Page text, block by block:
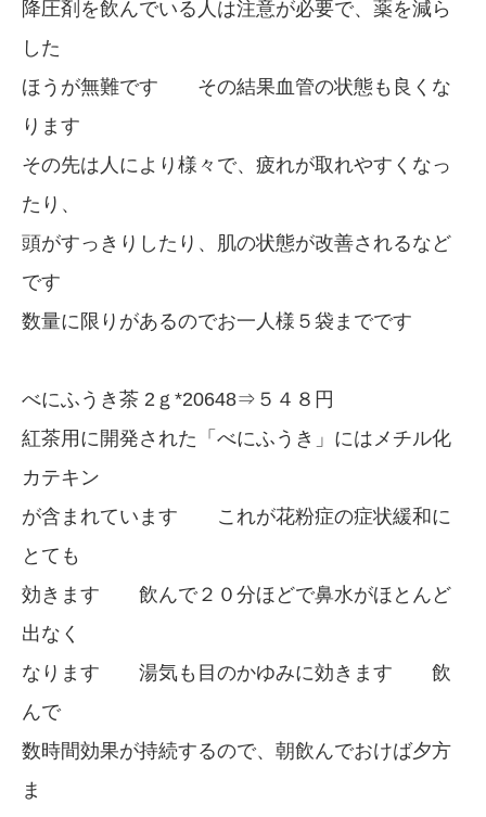
降圧剤を飲んでいる人は注意が必要で、薬を減ら
した
ほうが無難です その結果血管の状態も良くな
ります
その先は人により様々で、疲れが取れやすくなっ
たり、
頭がすっきりしたり、肌の状態が改善されるなど
です
数量に限りがあるのでお一人様５袋までです
べにふうき茶 2ｇ*20648⇒５４８円
紅茶用に開発された「べにふうき」にはメチル化
カテキン
が含まれています これが花粉症の症状緩和に
とても
効きます 飲んで２０分ほどで鼻水がほとんど
出なく
なります 湯気も目のかゆみに効きます 飲
んで
数時間効果が持続するので、朝飲んでおけば夕方
ま